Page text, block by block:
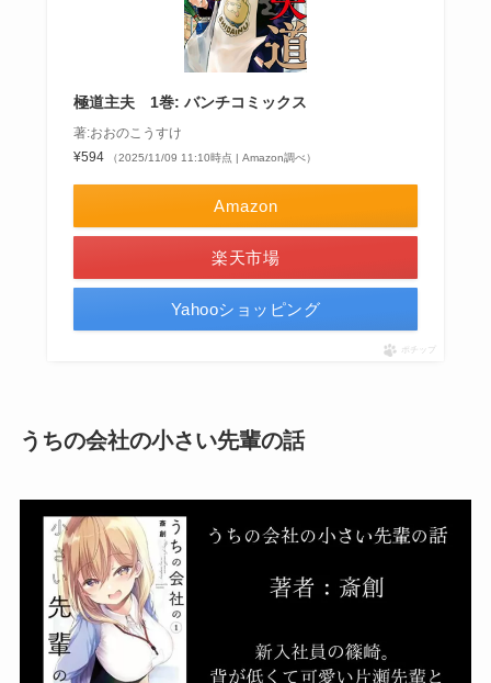
極道主夫 1巻: バンチコミックス
著:おおのこうすけ
¥594
（2025/11/09 11:10時点 | Amazon調べ）
Amazon
楽天市場
Yahooショッピング
ポチップ
うちの会社の小さい先輩の話